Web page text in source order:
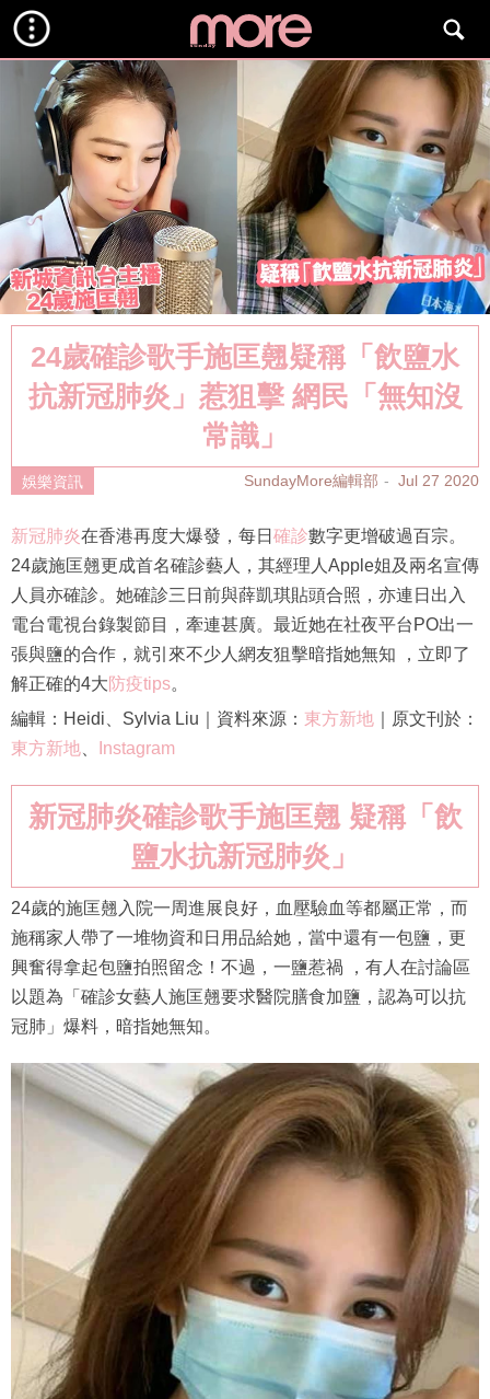
24歲確診歌手施匡翹疑稱「飲鹽水
抗新冠肺炎」惹狙擊 網民「無知沒
常識」
娛樂資訊 SundayMore編輯部 Jul 27 2020
新冠肺炎在香港再度大爆發，每日 確診數字更增破過百宗。
24歲施匡翹更成首名確診藝人，其經理人Apple姐及兩名宣傳
人員亦確診。她確診三日前與薛凱琪貼頭合照，亦連日出入
電台電視台錄製節目，牽連甚廣。最近她在社夜平台PO出一
張與鹽的合作，就引來不少人網友狙擊暗指她無知 ，立即了
解正確的4大防疫tips。
編輯：Heidi、Sylvia Liu｜資料來源： 東方新地 ｜原文刊於：
東方新地
Instagram
新冠肺炎確診歌手施匡翹 疑稱「飲
鹽水抗新冠肺炎」
24歲的施匡翹入院一周進展良好，血壓驗血等都屬正常，而
施稱家人帶了一堆物資和日用品給她，當中還有一包鹽，更
興奮得拿起包鹽拍照留念！不過，一鹽惹禍 ，有人在討論區
以題為「確診女藝人施匡翹要求醫院膳食加鹽，認為可以抗
冠肺」爆料，暗指她無知。